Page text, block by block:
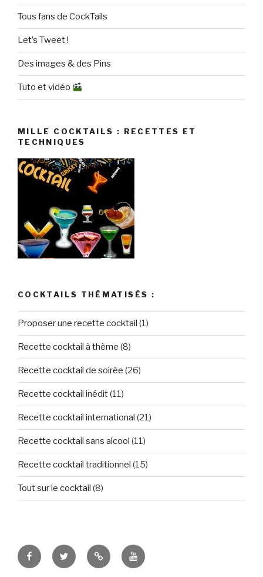
Tous fans de CockTails
Let’s Tweet !
Des images & des Pins
Tuto et vidéo
MILLE COCKTAILS : RECETTES ET
TECHNIQUES
COCKTAILS THÉMATISÉS :
Proposer une recette cocktail (1)
Recette cocktail à thème (8)
Recette cocktail de soirée (26)
Recette cocktail inédit(11)
Recette cocktail international (21)
Recette cocktail sans alcool (11)
Recette cocktail traditionnel (15)
Tout sur le cocktail (8)
Tous
fans
Let’s
Tweet
Des
images
Tuto
et